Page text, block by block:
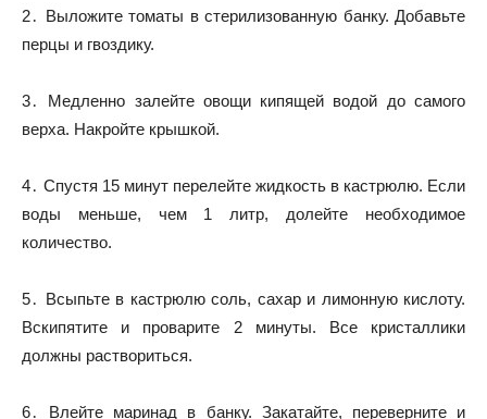
2․ Выложите томаты в стерилизованную банку. Добавьте
перцы и гвоздику.
3․ Медленно залейте овощи кипящей водой до самого
верха. Накройте крышкой.
4․ Спустя 15 минут перелейте жидкость в кастрюлю. Если
воды меньше, чем 1 литр, долейте необходимое
количество.
5․ Всыпьте в кастрюлю соль, сахар и лимонную кислоту.
Вскипятите и проварите 2 минуты. Все кристаллики
должны раствориться.
6․ Влейте маринад в банку. Закатайте, переверните и